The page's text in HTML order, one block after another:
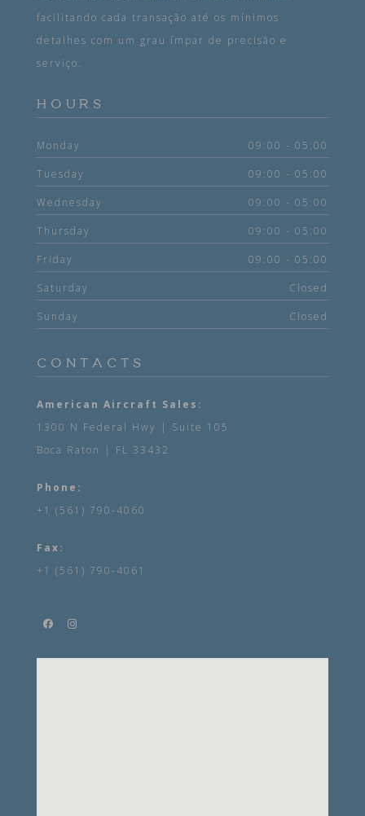
facilitando cada transação até os mínimos
detalhes com um grau ímpar de precisão e
serviço.
HOURS
Monday 09:00 - 05:00
Tuesday 09:00 - 05:00
Wednesday 09:00 - 05:00
Thursday 09:00 - 05:00
Friday 09:00 - 05:00
Saturday Closed
Sunday Closed
CONTACTS
American Aircraft Sales:
1300 N Federal Hwy | Suite 105
Boca Raton | FL 33432
Phone:
+1 (561) 790-4060
Fax:
+1 (561) 790-4061